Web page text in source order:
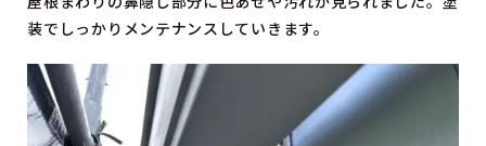
装でしっかりメンテナンスしていきます。